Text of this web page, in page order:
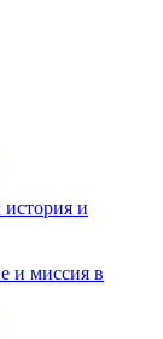
и
и миссия в